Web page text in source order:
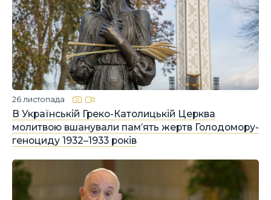
В Українській Греко-Католицькій Церква
молитвою вшанували пам’ять жертв Голодомору-
геноциду 1932–1933 років
26 листопада